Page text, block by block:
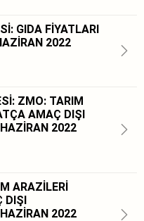
GIDA FİYATLARI
2022
ZMO: TARIM
AMAÇ DIŞI
2022
ARAZİLERİ
DIŞI
2022